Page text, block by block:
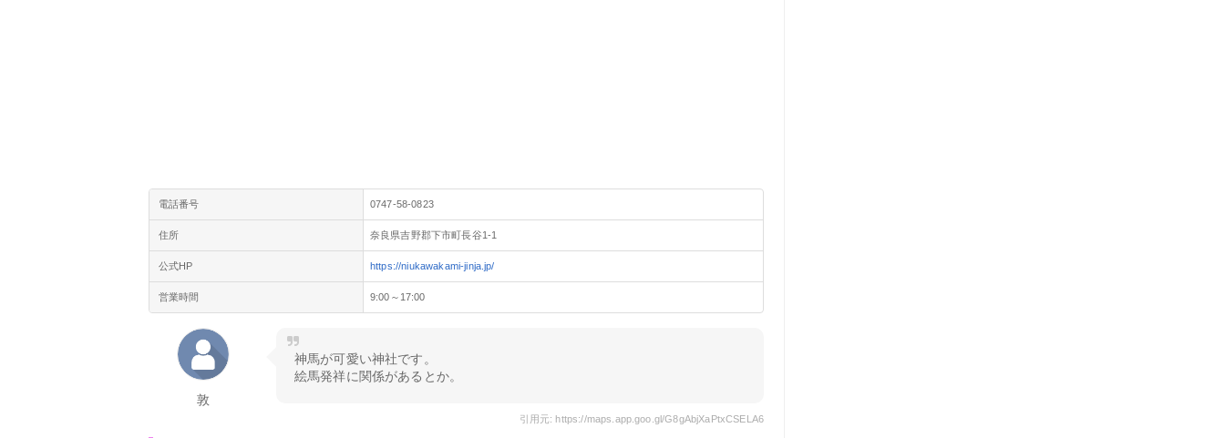
電話番号 0747-58-0823
住所 奈良県吉野郡下市町長谷1-1
公式HP https://niukawakami-jinja.jp/
営業時間 9:00～17:00
敦
神馬が可愛い神社です。
絵馬発祥に関係があるとか。
引用元: https://maps.app.goo.gl/G8gAbjXaPtxCSELA6